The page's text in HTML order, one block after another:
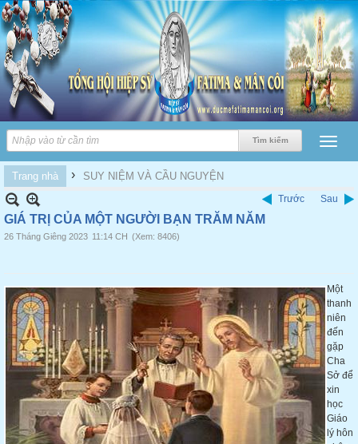
Trang nhà › SUY NIỆM VÀ CẦU NGUYỆN
Trước Sau
GIÁ TRỊ CỦA MỘT NGƯỜI BẠN TRĂM NĂM
26 Tháng Giêng 2023 11:14 CH (Xem: 8406)
Một
thanh
niên
đến
gặp
Cha
Sở để
xin
học
Giáo
lý hôn